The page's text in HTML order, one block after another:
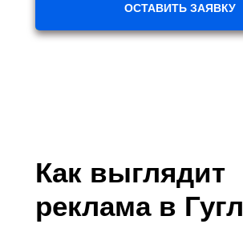
ОСТАВИТЬ ЗАЯВКУ
Как выглядит
реклама в Гугл